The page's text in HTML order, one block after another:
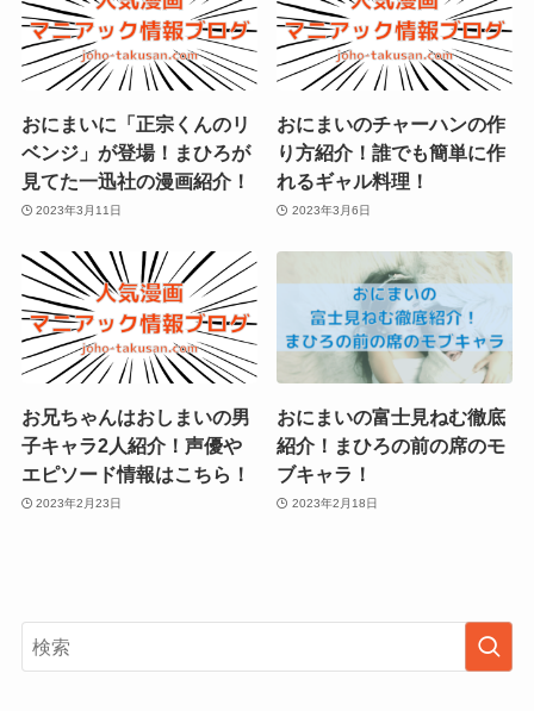
おにまいに「正宗くんのリ
ベンジ」が登場！まひろが
見てた一迅社の漫画紹介！
2023年3月11日
おにまいのチャーハンの作
り方紹介！誰でも簡単に作
れるギャル料理！
2023年3月6日
お兄ちゃんはおしまいの男
子キャラ2人紹介！声優や
エピソード情報はこちら！
2023年2月23日
おにまいの富士見ねむ徹底
紹介！まひろの前の席のモ
ブキャラ！
2023年2月18日